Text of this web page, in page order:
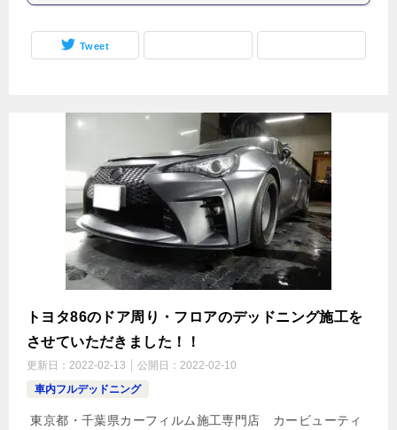
Tweet
トヨタ86のドア周り・フロアのデッドニング施工を
させていただきました！！
更新日： 2022-02-13 公開日： 2022-02-10
車内フルデッドニング
東京都・千葉県カーフィルム施工専門店 カービューティ